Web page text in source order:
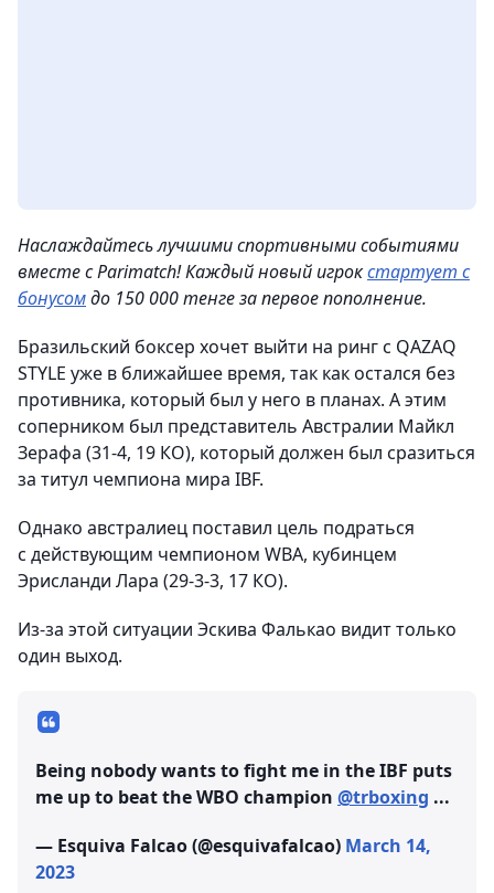
Наслаждайтесь лучшими спортивными событиями
вместе с Parimatch! Каждый новый игрокстартует с
бонусомдо 150 000 тенге за первое пополнение.
Бразильский боксер хочет выйти на ринг с QAZAQ
STYLE уже в ближайшее время, так как остался без
противника, который был у него в планах. А этим
соперником был представитель Австралии Майкл
Зерафа (31-4, 19 КО), который должен был сразиться
за титул чемпиона мира IBF.
Однако австралиец поставил цель подраться
с действующим чемпионом WBA, кубинцем
Эрисланди Лара (29-3-3, 17 КО).
Из-за этой ситуации Эскива Фалькао видит только
один выход.
Being nobody wants to fight me in the IBF puts
me up to beat the WBO champion @trboxing ...
— Esquiva Falcao (@esquivafalcao) March 14,
2023